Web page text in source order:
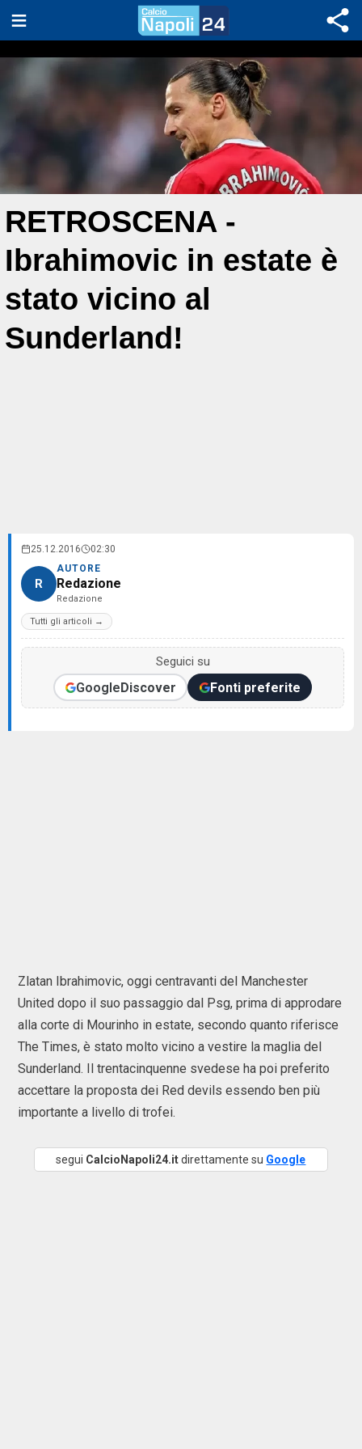
RETROSCENA -
Ibrahimovic in estate è
stato vicino al
Sunderland!
25.12.2016 02:30
R
AUTORE
Redazione
Redazione
Tutti gli articoli →
Seguici su
GoogleDiscover Fonti preferite
Zlatan Ibrahimovic, oggi centravanti del Manchester
United dopo il suo passaggio dal Psg, prima di approdare
alla corte di Mourinho in estate, secondo quanto riferisce
The Times, è stato molto vicino a vestire la maglia del
Sunderland. Il trentacinquenne svedese ha poi preferito
accettare la proposta dei Red devils essendo ben più
importante a livello di trofei.
segui CalcioNapoli24.itdirettamente su Google